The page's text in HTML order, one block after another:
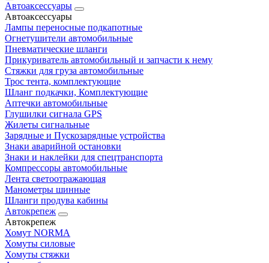
Автоаксессуары
Автоаксессуары
Лампы переносные подкапотные
Огнетушители автомобильные
Пневматические шланги
Прикуриватель автомобильный и запчасти к нему
Стяжки для груза автомобильные
Трос тента, комплектующие
Шланг подкачки, Комплектующие
Аптечки автомобильные
Глушилки сигнала GPS
Жилеты сигнальные
Зарядные и Пускозарядные устройства
Знаки аварийной остановки
Знаки и наклейки для спецтранспорта
Компрессоры автомобильные
Лента светоотражающая
Манометры шинные
Шланги продува кабины
Автокрепеж
Автокрепеж
Хомут NORMA
Хомуты силовые
Хомуты стяжки